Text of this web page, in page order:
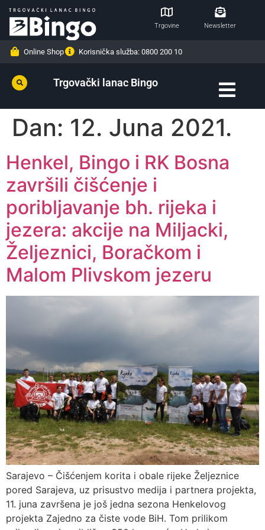
Trgovine Newsletter
Online Shop Korisnička služba: 0800 200 10
Trgovački lanac Bingo
Dan: 12. Juna 2021.
Henkel, Bingo i RK Bosna
završili čišćenje i
poribljavanje bh. rijeka i
jezera: akcije na Miljacki,
Željeznici, Boračkom i
Malom Plivskom jezeru
Sarajevo – Čišćenjem korita i obale rijeke Željeznice
pored Sarajeva, uz prisustvo medija i partnera projekta,
11. juna završena je još jedna sezona Henkelovog
projekta Zajedno za čiste vode BiH. Tom prilikom